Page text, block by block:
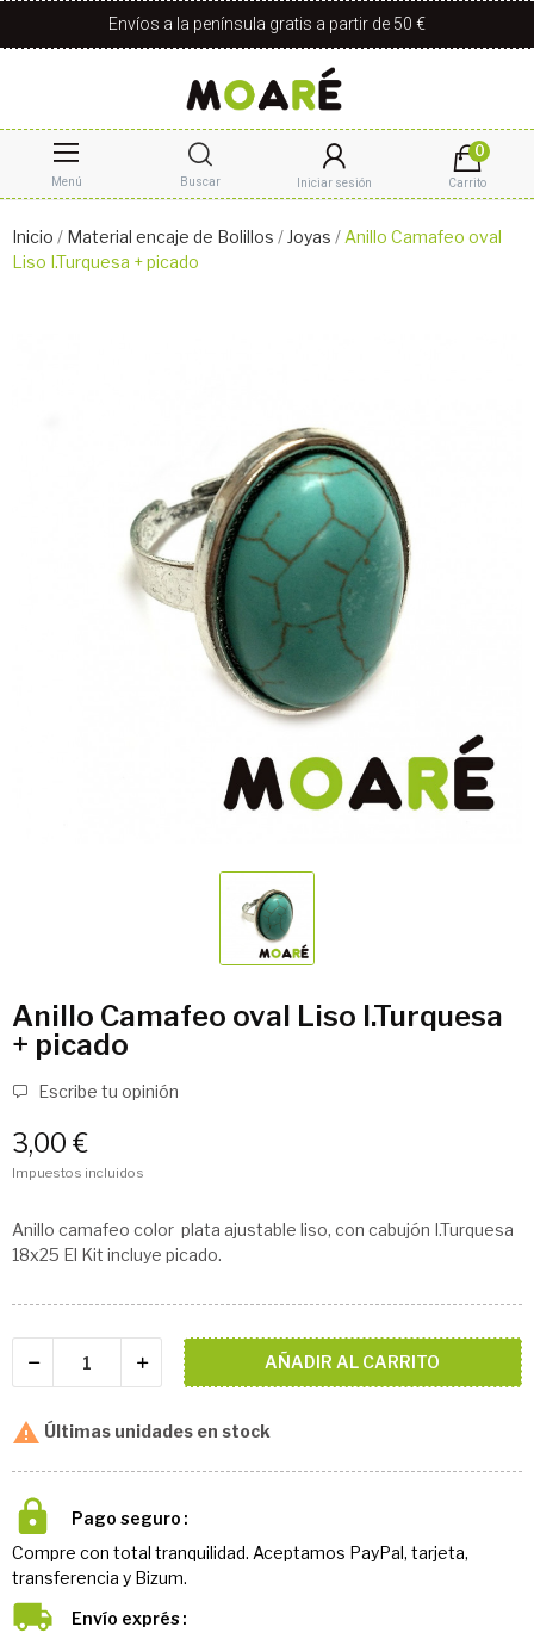
Envíos a la península gratis a partir de 50 €
Menú Buscar Iniciar sesión
0
Carrito
Inicio Material encaje de Bolillos Joyas
Anillo Camafeo oval
Liso I.Turquesa + picado
Anillo Camafeo oval Liso I.Turquesa
+ picado
Escribe tu opinión
3,00 €
Impuestos incluidos
Anillo camafeo color plata ajustable liso, con cabujón I.Turquesa
18x25 El Kit incluye picado.
AÑADIR AL CARRITO
 Últimas unidades en stock
Pago seguro
Compre con total tranquilidad. Aceptamos PayPal, tarjeta,
transferencia y Bizum.
Envío exprés